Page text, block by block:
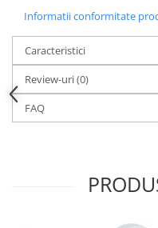
Informatii conformitate
Caracteristici
Review-uri(0)
FAQ